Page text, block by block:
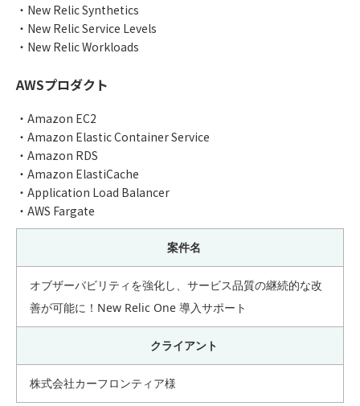
・New Relic Synthetics
・New Relic Service Levels
・New Relic Workloads
AWSプロダクト
・Amazon EC2
・Amazon Elastic Container Service
・Amazon RDS
・Amazon ElastiCache
・Application Load Balancer
・AWS Fargate
案件名
オブザーバビリティを強化し、サービス品質の継続的な改
善が可能に！New Relic One 導入サポート
クライアント
株式会社カーフロンティア様